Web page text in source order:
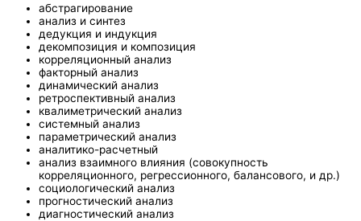
абстрагирование
анализ и синтез
дедукция и индукция
декомпозиция и композиция
корреляционный анализ
факторный анализ
динамический анализ
ретроспективный анализ
квалиметрический анализ
системный анализ
параметрический анализ
аналитико-расчетный
анализ взаимного влияния (совокупность
корреляционного, регрессионного, балансового, и др.)
социологический анализ
прогностический анализ
диагностический анализ